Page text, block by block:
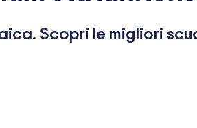
Scopri le migliori